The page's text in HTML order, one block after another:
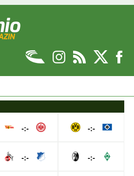
-:-
-:-
-:-
-:-